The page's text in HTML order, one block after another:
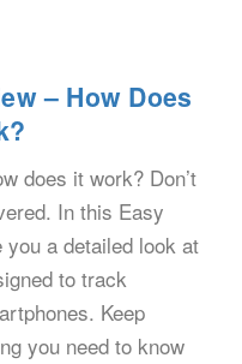
– How Does
does it work? Don’t
In this Easy
you a detailed look at
to track
Keep
you need to know